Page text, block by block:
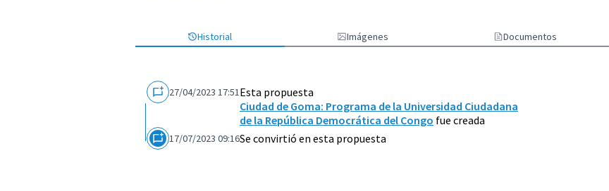
Historial Imágenes Documentos
27/04/2023 17:51Esta propuesta
Ciudad de Goma: Programa de la Universidad Ciudadana
de la República Democrática del Congo fue creada
17/07/2023 09:16Se convirtió en esta propuesta